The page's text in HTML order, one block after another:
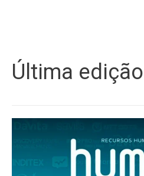
Última edição